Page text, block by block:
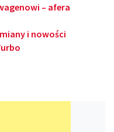
– afera
i nowości